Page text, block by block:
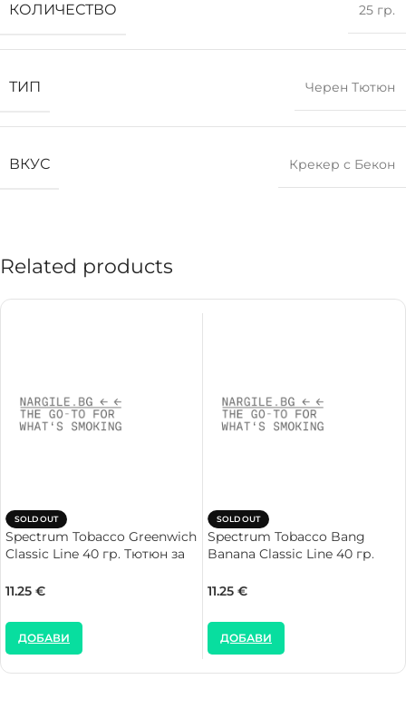
КОЛИЧЕСТВО 25 гр.
ТИП Черен Тютюн
ВКУС Крекер с Бекон
Related products
SOLD OUT
Spectrum Tobacco Greenwich
Classic Line 40 гр. Тютюн за
11.25 €
ДОБАВИ
SOLD OUT
Spectrum Tobacco Bang
Banana Classic Line 40 гр.
11.25 €
ДОБАВИ